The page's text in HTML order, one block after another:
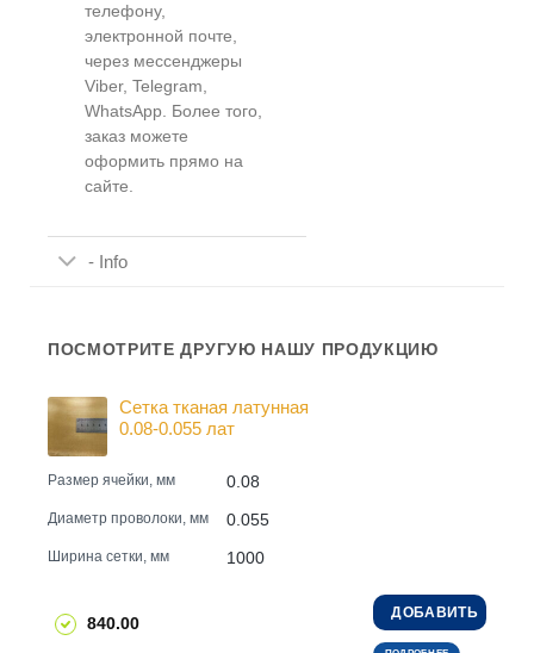
телефону,
электронной почте,
через мессенджеры
Viber, Telegram,
WhatsApp. Более того,
заказ можете
оформить прямо на
сайте.
- Info
ПОСМОТРИТЕ ДРУГУЮ НАШУ ПРОДУКЦИЮ
Сетка тканая латунная
0.08-0.055 лат
Размер ячейки, мм 0.08
Диаметр проволоки, мм 0.055
Ширина сетки, мм 1000
840.00
ДОБАВИТЬ